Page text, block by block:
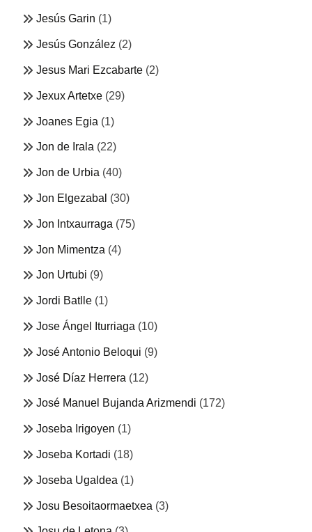
Jesús Garin (1)
Jesús González (2)
Jesus Mari Ezcabarte (2)
Jexux Artetxe (29)
Joanes Egia (1)
Jon de Irala (22)
Jon de Urbia (40)
Jon Elgezabal (30)
Jon Intxaurraga (75)
Jon Mimentza (4)
Jon Urtubi (9)
Jordi Batlle (1)
Jose Ángel Iturriaga (10)
José Antonio Beloqui (9)
José Díaz Herrera (12)
José Manuel Bujanda Arizmendi (172)
Joseba Irigoyen (1)
Joseba Kortadi (18)
Joseba Ugaldea (1)
Josu Besoitaormaetxea (3)